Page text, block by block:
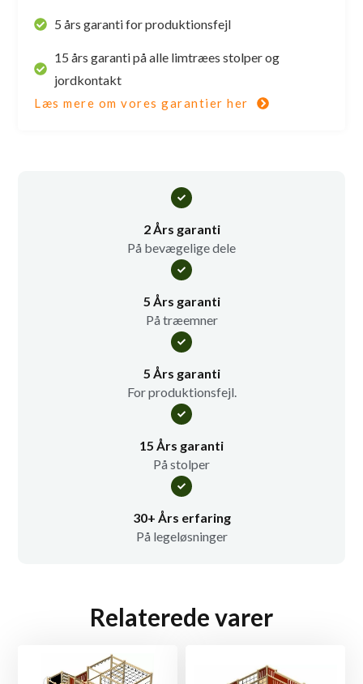
5 års garanti for produktionsfejl
15 års garanti på alle limtræes stolper og
jordkontakt
Læs mere om vores garantier her
2 Års garanti
På bevægelige dele
5 Års garanti
På træemner
5 Års garanti
For produktionsfejl.
15 Års garanti
På stolper
30+ Års erfaring
På legeløsninger
Relaterede varer